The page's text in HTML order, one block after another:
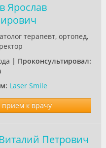
Ярослав
терапевт, ортопед,
| Проконсультировал:
Laser Smile
к врачу
Петрович